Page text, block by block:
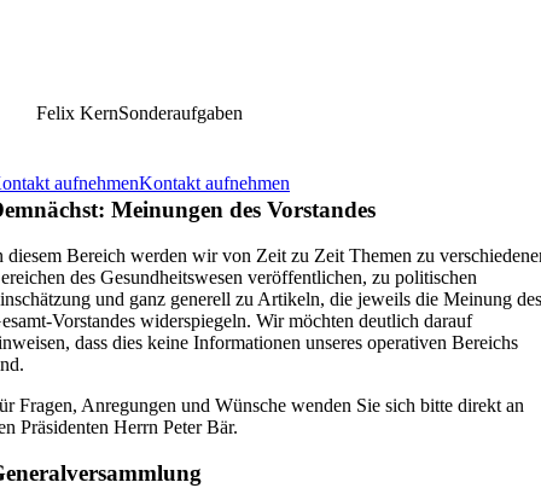
Felix KernSonderaufgaben
aufnehmenKontakt aufnehmen
Meinungen des Vorstandes
diesem Bereich werden wir von Zeit zu Zeit Themen zu
des Gesundheitswesen veröffentlichen, zu politischen
und ganz generell zu Artikeln, die jeweils die Meinung des
Vorstandes widerspiegeln. Wir möchten deutlich darauf
dass dies keine Informationen unseres operativen Bereichs
Fragen, Anregungen und Wünsche wenden Sie sich bitte direkt an
Präsidenten Herrn Peter Bär.